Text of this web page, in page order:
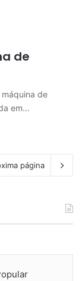
de
de
em…
página